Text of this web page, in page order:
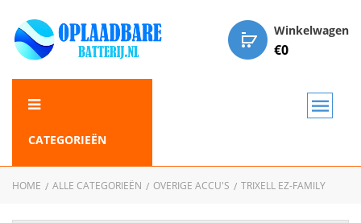
Winkelwagen
€0
CATEGORIEËN
HOME ALLE CATEGORIEËN OVERIGE ACCU'S TRIXELL EZ-FAMILY